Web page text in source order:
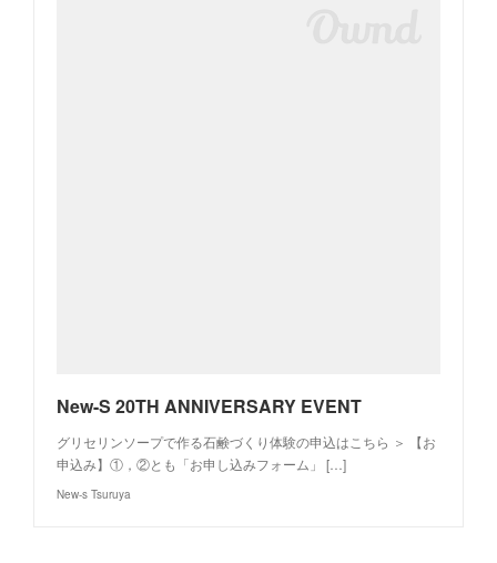
New-S 20TH ANNIVERSARY EVENT
グリセリンソープで作る石鹸づくり体験の申込はこちら ＞ 【お
申込み】①，②とも「お申し込みフォーム」 […]
New-s Tsuruya